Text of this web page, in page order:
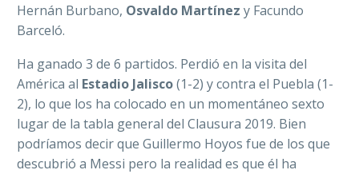
Hernán Burbano, Osvaldo Martínez y Facundo
Barceló.
Ha ganado 3 de 6 partidos. Perdió en la visita del
América al Estadio Jalisco(1-2) y contra el Puebla (1-
2), lo que los ha colocado en un momentáneo sexto
lugar de la tabla general del Clausura 2019. Bien
podríamos decir que Guillermo Hoyos fue de los que
descubrió a Messi pero la realidad es que él ha